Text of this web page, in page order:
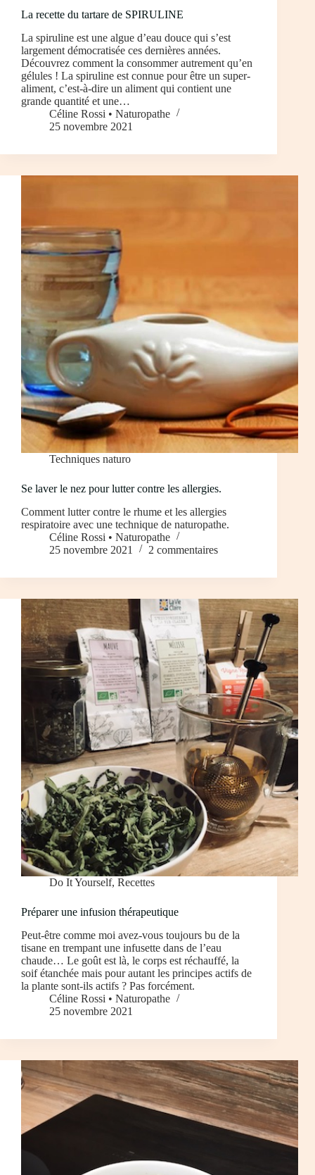
La recette du tartare de SPIRULINE
La spiruline est une algue d’eau douce qui s’est
largement démocratisée ces dernières années.
Découvrez comment la consommer autrement qu’en
gélules ! La spiruline est connue pour être un super-
aliment, c’est-à-dire un aliment qui contient une
grande quantité et une…
Céline Rossi • Naturopathe
25 novembre 2021
Techniques naturo
Se laver le nez pour lutter contre les allergies.
Comment lutter contre le rhume et les allergies
respiratoire avec une technique de naturopathe.
Céline Rossi • Naturopathe
25 novembre 2021
2 commentaires
Do It Yourself, Recettes
Préparer une infusion thérapeutique
Peut-être comme moi avez-vous toujours bu de la
tisane en trempant une infusette dans de l’eau
chaude… Le goût est là, le corps est réchauffé, la
soif étanchée mais pour autant les principes actifs de
la plante sont-ils actifs ? Pas forcément.
Céline Rossi • Naturopathe
25 novembre 2021